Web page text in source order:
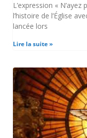
L’expression «
l’histoire de l’Église
lancée lors
Lire la suite »